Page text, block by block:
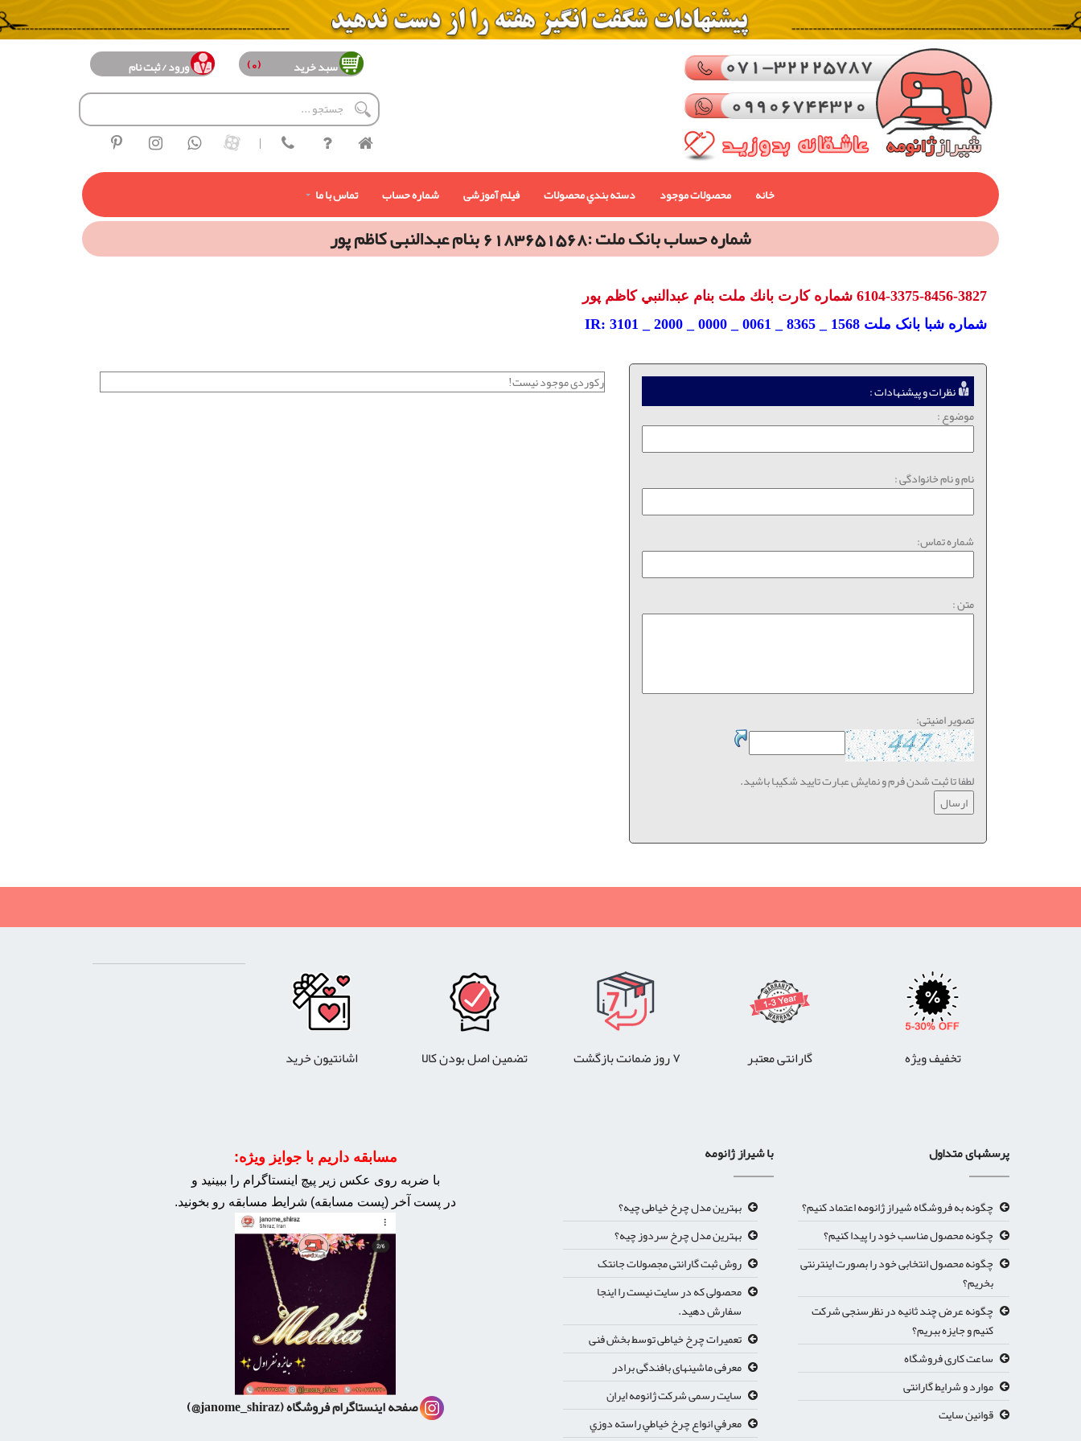
سبد خرید (0) ورود / ثبت نام
|
خانه محصولات موجود دسته بندي محصولات فیلم آموزشی شماره حساب تماس با ما
شماره حساب بانک ملت :6183651568 بنام عبدالنبی کاظم پور
6104-3375-8456-3827 شماره کارت بانك ملت بنام عبدالنبي كاظم پور
شماره شبا بانک ملت IR: 3101 _ 2000 _ 0000 _ 0061 _ 8365 _ 1568
نظرات و پیشنهادات :
موضوع :
نام و نام خانوادگی :
شماره تماس:
متن :
تصویر امنیتی:
لطفا تا ثبت شدن فرم و نمایش عبارت تایید شکیبا باشید.
رکوردی موجود نیست!
تخفیف ویژه گارانتی معتبر ۷ روز ضمانت بازگشت تضمین اصل بودن کالا اشانتیون خرید
پرسشهای متداول
چگونه به فروشگاه شیراز ژانومه اعتماد کنیم؟
چگونه محصول مناسب خود را پیدا کنیم؟
چگونه محصول انتخابی خود را بصورت اینترنتی
بخریم؟
چگونه عرض چند ثانیه در نظرسنجی شرکت
کنیم و جایزه ببریم؟
ساعت کاری فروشگاه
موارد و شرایط گارانتی
قوانین سایت
با شیراز ژانومه
بهترین مدل چرخ خیاطی چیه؟
بهترین مدل چرخ سردوز چیه؟
روش ثبت گارانتی مجصولات جانتک
محصولی که در سایت نیست را اینجا
سفارش دهید.
تعمیرات چرخ خیاطی توسط بخش فنی
معرفی ماشینهای بافندگی برادر
سایت رسمی شرکت ژانومه ایران
معرفي انواع چرخ خياطي راسته دوزي
مسابقه داریم با جوایز ویژه:
با ضربه روی عکس زیر پیچ اینستاگرام را ببینید و
در پست آخر (پست مسابقه) شرایط مسابقه رو بخونید.
صفحه اینستاگرام فروشگاه(janome_shiraz@)